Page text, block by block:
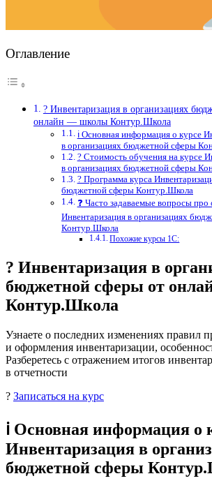
Оглавление
? Инвентаризация в организациях
онлайн — школы Контур.Школа
ℹ️ Основная информация о курсе
в организациях бюджетной сферы
? Стоимость обучения на курсе
в организациях бюджетной сферы
? Программа курса
бюджетной сферы Контур.Школа
❓ Часто задаваемые вопросы про
Инвентаризация в организациях
Контур.Школа
Похожие курсы 1С:
? Инвентаризация в
бюджетной сферы от
Контур.Школа
Узнаете о последних изменениях правил
и оформления инвентаризации,
Разберетесь с отражением итогов
в отчетности
? Записаться на курс
ℹ️ Основная информация о
Инвентаризация в
бюджетной сферы